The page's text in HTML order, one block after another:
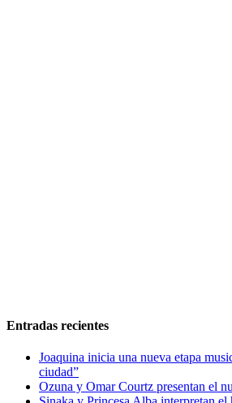
Entradas recientes
Joaquina inicia una nueva etapa
ciudad”
Ozuna y Omar Courtz presentan el